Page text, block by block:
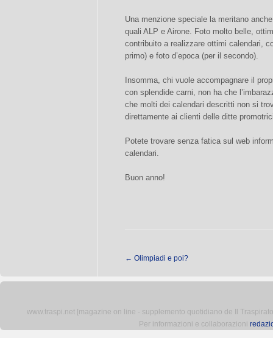
Una menzione speciale la meritano
quali ALP e Airone. Foto molto belle,
contribuito a realizzare ottimi calendari,
primo) e foto d’epoca (per il secondo).
Insomma, chi vuole accompagnare il
con splendide carni, non ha che
che molti dei calendari descritti non si
direttamente ai clienti delle ditte
Potete trovare senza fatica sul web
calendari.
Buon anno!
← Olimpiadi e poi?
www.traspi.net [magazine on line - supplemento quotidiano de Il
Per informazioni e collaborazioni